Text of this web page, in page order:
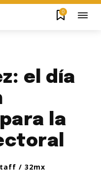
0
el día
la
/ 32mx